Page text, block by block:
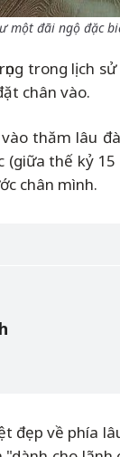
một đãi ngộ đặc
trong lịch
chân vào.
thăm lâu
thế kỷ
chân mình.
về phía